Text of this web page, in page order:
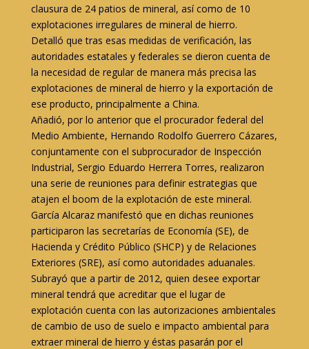
clausura de 24 patios de mineral, así como de 10
explotaciones irregulares de mineral de hierro.
Detalló que tras esas medidas de verificación, las
autoridades estatales y federales se dieron cuenta de
la necesidad de regular de manera más precisa las
explotaciones de mineral de hierro y la exportación de
ese producto, principalmente a China.
Añadió, por lo anterior que el procurador federal del
Medio Ambiente, Hernando Rodolfo Guerrero Cázares,
conjuntamente con el subprocurador de Inspección
Industrial, Sergio Eduardo Herrera Torres, realizaron
una serie de reuniones para definir estrategias que
atajen el boom de la explotación de este mineral.
García Alcaraz manifestó que en dichas reuniones
participaron las secretarías de Economía (SE), de
Hacienda y Crédito Público (SHCP) y de Relaciones
Exteriores (SRE), así como autoridades aduanales.
Subrayó que a partir de 2012, quien desee exportar
mineral tendrá que acreditar que el lugar de
explotación cuenta con las autorizaciones ambientales
de cambio de uso de suelo e impacto ambiental para
extraer mineral de hierro y éstas pasarán por el